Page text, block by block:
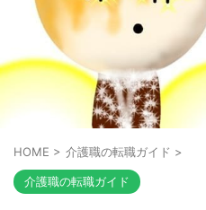
HOME > 介護職の転職ガイド >
介護職の転職ガイド